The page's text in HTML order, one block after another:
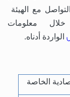
مع الهيئة
معلومات
الواردة أدناه.
الخاصة